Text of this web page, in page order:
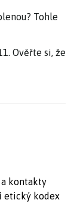
Tohle
Ověřte si, že
a kontakty
etický kodex